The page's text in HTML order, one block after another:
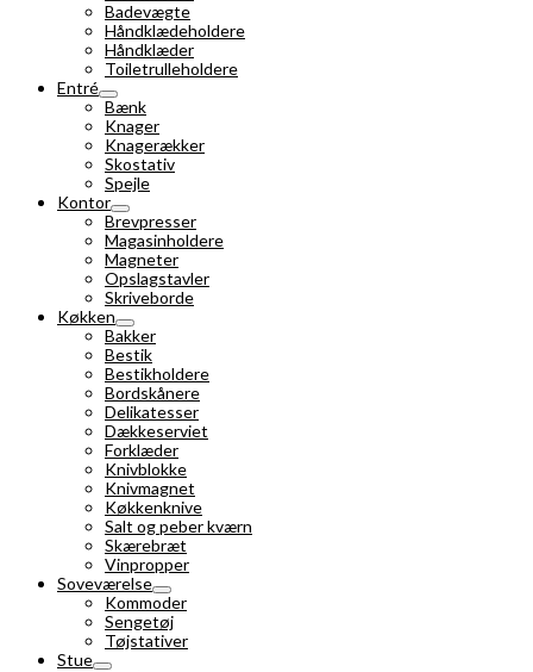
Badevægte
Håndklædeholdere
Håndklæder
Toiletrulleholdere
Entré
Bænk
Knager
Knagerækker
Skostativ
Spejle
Kontor
Brevpresser
Magasinholdere
Magneter
Opslagstavler
Skriveborde
Køkken
Bakker
Bestik
Bestikholdere
Bordskånere
Delikatesser
Dækkeserviet
Forklæder
Knivblokke
Knivmagnet
Køkkenknive
Salt og peber kværn
Skærebræt
Vinpropper
Soveværelse
Kommoder
Sengetøj
Tøjstativer
Stue